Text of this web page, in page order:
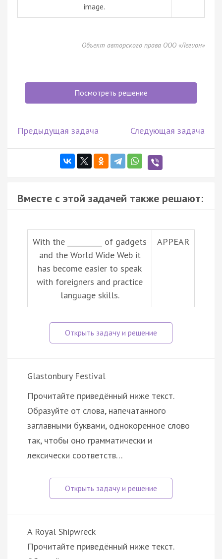
image.
Объект авторского права ООО «Легион»
Посмотреть решение
Предыдущая задача Следующая задача
Вместе с этой задачей также решают:
With the __________ of gadgets
and the World Wide Web it
has become easier to speak
with foreigners and practice
language skills.
APPEAR
Glastonbury Festival
Прочитайте приведённый ниже текст.
Образуйте от слова, напечатанного
заглавными буквами, однокоренное слово
так, чтобы оно грамматически и
лексически соответств…
A Royal Shipwreck
Прочитайте приведённый ниже текст.